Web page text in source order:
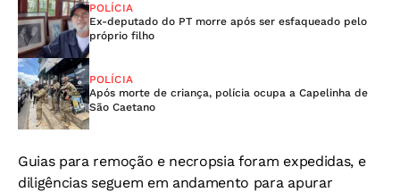
POLÍCIA
Ex-deputado do PT morre após ser esfaqueado pelo
próprio filho
POLÍCIA
Após morte de criança, polícia ocupa a Capelinha de
São Caetano
Guias para remoção e necropsia foram expedidas, e
diligências seguem em andamento para apurar